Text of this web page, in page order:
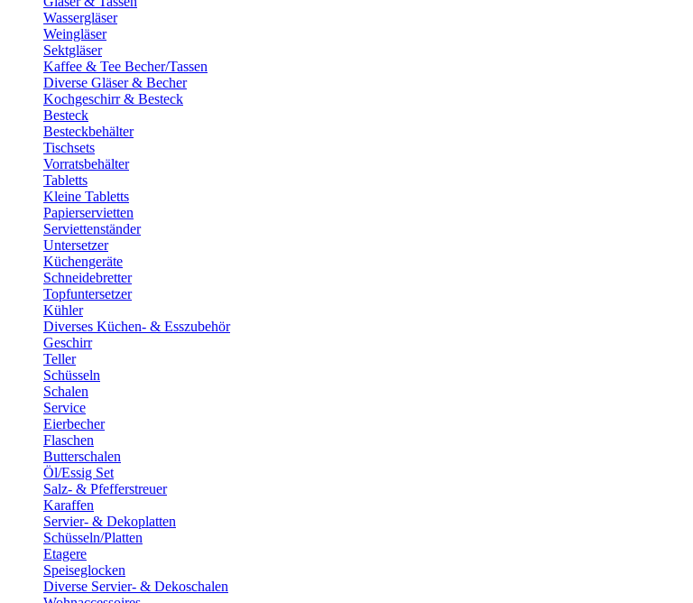
Wassergläser
Weingläser
Sektgläser
Kaffee & Tee Becher/Tassen
Diverse Gläser & Becher
Kochgeschirr & Besteck
Besteck
Besteckbehälter
Tischsets
Vorratsbehälter
Tabletts
Kleine Tabletts
Papierservietten
Serviettenständer
Untersetzer
Küchengeräte
Schneidebretter
Topfuntersetzer
Kühler
Diverses Küchen- & Esszubehör
Geschirr
Teller
Schüsseln
Schalen
Service
Eierbecher
Flaschen
Butterschalen
Öl/Essig Set
Salz- & Pfefferstreuer
Karaffen
Servier- & Dekoplatten
Schüsseln/Platten
Etagere
Speiseglocken
Diverse Servier- & Dekoschalen